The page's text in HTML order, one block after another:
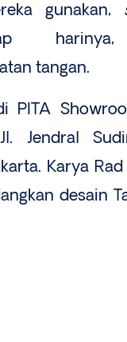
gunakan,
tangan.
PITA
Jendral
Karya
desain